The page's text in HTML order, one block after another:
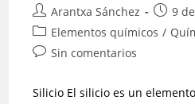
Arantxa Sánchez
9
Elementos químicos /
Sin comentarios
Silicio El silicio es un